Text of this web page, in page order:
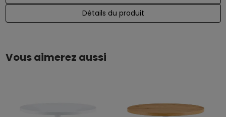
Détails du produit
Vous aimerez aussi